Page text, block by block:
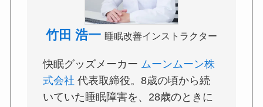
竹田 浩一 睡眠改善インストラクター
快眠グッズメーカー ムーンムーン株
式会社 代表取締役。8歳の頃から続
いていた睡眠障害を、28歳のときに